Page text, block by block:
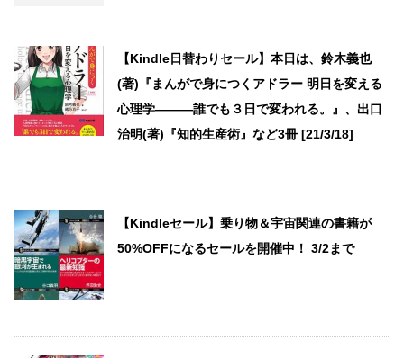
【Kindle日替わりセール】本日は、鈴木義也
(著)『まんがで身につくアドラー 明日を変える
心理学―――誰でも３日で変われる。』、出口
治明(著)『知的生産術』など3冊 [21/3/18]
【Kindleセール】乗り物＆宇宙関連の書籍が
50%OFFになるセールを開催中！ 3/2まで